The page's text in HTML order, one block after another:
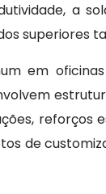
a
superiores
em
reforços
de